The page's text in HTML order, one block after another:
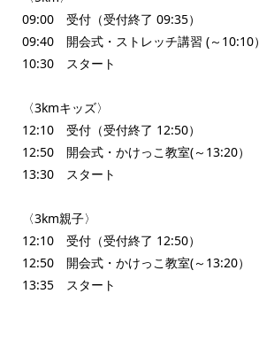
09:00 受付（受付終了 09:35）
09:40 開会式・ストレッチ講習 (～10:10）
10:30 スタート
〈3kmキッズ〉
12:10 受付（受付終了 12:50）
12:50 開会式・かけっこ教室(～13:20）
13:30 スタート
〈3km親子〉
12:10 受付（受付終了 12:50）
12:50 開会式・かけっこ教室(～13:20）
13:35 スタート